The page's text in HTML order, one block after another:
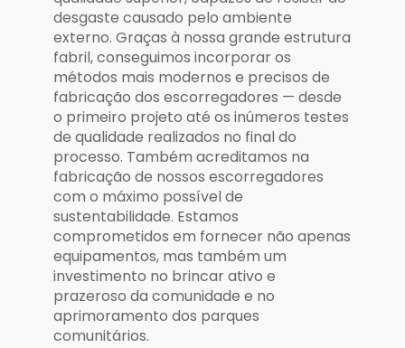
desgaste causado pelo ambiente
externo. Graças à nossa grande estrutura
fabril, conseguimos incorporar os
métodos mais modernos e precisos de
fabricação dos escorregadores — desde
o primeiro projeto até os inúmeros testes
de qualidade realizados no final do
processo. Também acreditamos na
fabricação de nossos escorregadores
com o máximo possível de
sustentabilidade. Estamos
comprometidos em fornecer não apenas
equipamentos, mas também um
investimento no brincar ativo e
prazeroso da comunidade e no
aprimoramento dos parques
comunitários.